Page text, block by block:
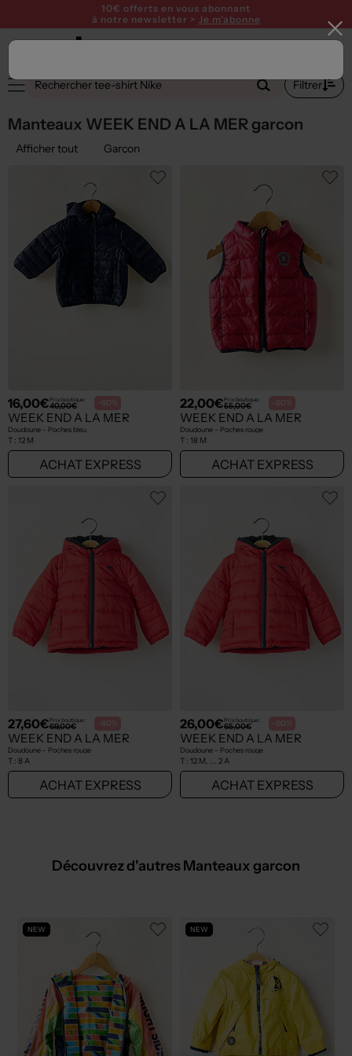
10€ offerts en vous abonnant
à notre newsletter > Je m'abonne
Filtrer
Manteaux WEEK END A LA MER garcon
Afficher tout Garçon
16,00€Prix boutique :
40,00€ -60%
WEEK END A LA MER
Doudoune - Poches bleu
T : 12 M
ACHAT EXPRESS
22,00€Prix boutique :
55,00€ -60%
WEEK END A LA MER
Doudoune - Poches rouge
T : 18 M
ACHAT EXPRESS
27,60€Prix boutique :
69,00€ -60%
WEEK END A LA MER
Doudoune - Poches rouge
T : 8 A
ACHAT EXPRESS
26,00€Prix boutique :
65,00€ -60%
WEEK END A LA MER
Doudoune - Poches rouge
T : 12 M, ... 2 A
ACHAT EXPRESS
Découvrez d'autres Manteaux garcon
NEW NEW